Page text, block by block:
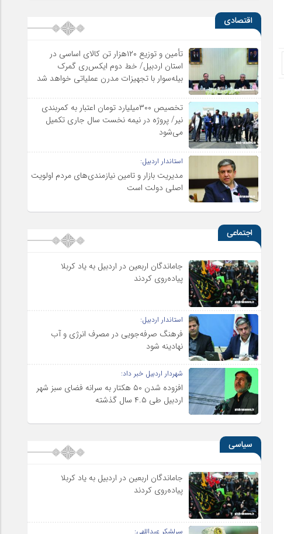
اقتصادی
تأمین و توزیع ۱۲۰هزار تن کالای اساسی در
استان اردبیل/ خط دوم ایکس‌ری گمرک
بیله‌سوار با تجهیزات مدرن عملیاتی خواهد شد
تخصیص ۳۰۰میلیارد تومان اعتبار به کمربندی
نیر/ پروژه در نیمه نخست سال جاری تکمیل
می‌شود
استاندار اردبیل:
مدیریت بازار و تامین نیازمندی‌های مردم اولویت‌
اصلی دولت است
اجتماعی
جاماندگان اربعین در اردبیل به یاد کربلا
پیاده‌روی کردند
استاندار اردبیل:
فرهنگ صرفه‌جویی در مصرف انرژی و آب
نهادینه شود
شهردار اردبیل خبر داد:
افزوده شدن ۵۰ هکتار به سرانه فضای سبز شهر
اردبیل طی ۴.۵ سال گذشته
سیاسی
جاماندگان اربعین در اردبیل به یاد کربلا
پیاده‌روی کردند
سرلشکر عبداللهی: